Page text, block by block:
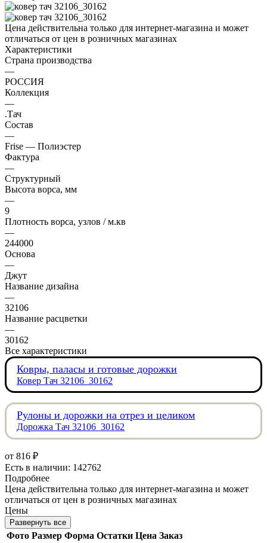
Цена действительна только для интернет-магазина и может
отличаться от цен в розничных магазинах
Характеристики
Страна производства
—
РОССИЯ
Коллекция
—
.Тач
Состав
—
Frise — Полиэстер
Фактура
—
Структурный
Высота ворса, мм
—
9
Плотность ворса, узлов / м.кв
—
244000
Основа
—
Джут
Название дизайна
—
32106
Название расцветки
—
30162
Все характеристики
Ковры, паласы и готовые дорожки
Ковер Тач 32106_30162
Рулоны и дорожки на отрез и целиком
Дорожка Тач 32106_30162
от 816 ₽
Есть в наличии: 142762
Подробнее
Цена действительна только для интернет-магазина и может
отличаться от цен в розничных магазинах
Цены
Развернуть все
Фото Размер Форма Остатки Цена Заказ